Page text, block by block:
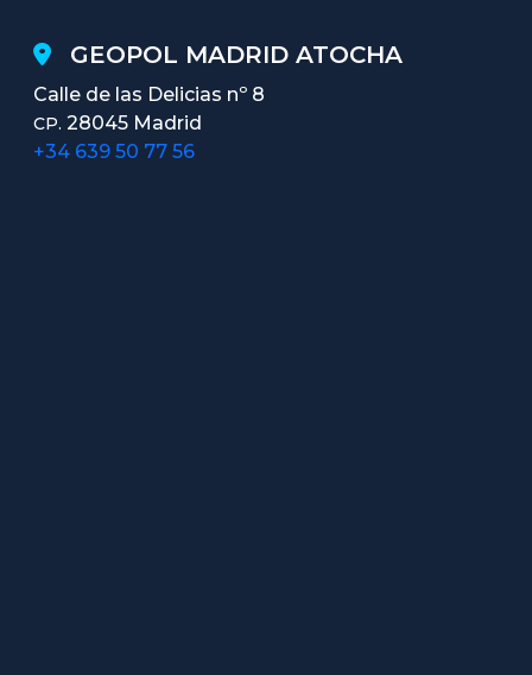
GEOPOL MADRID ATOCHA
Calle de las Delicias nº 8
CP. 28045 Madrid
+34 639 50 77 56